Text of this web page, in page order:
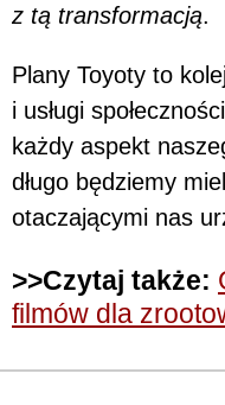
z tą transformacją.
Plany Toyoty to
i usługi
każdy aspekt
długo będziemy
otaczającymi nas
>>Czytaj także:
filmów dla